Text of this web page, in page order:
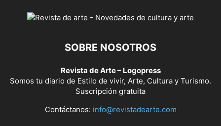
SOBRE NOSOTROS
Revista de Arte – Logopress
Somos tu diario de Estilo de vivir, Arte, Cultura y Turismo.
Suscripción gratuita
Contáctanos: info@revistadearte.com